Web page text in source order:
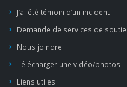
J’ai été témoin d’un incident
Demande de services de
Nous joindre
Télécharger une vidéo/photos
Liens utiles